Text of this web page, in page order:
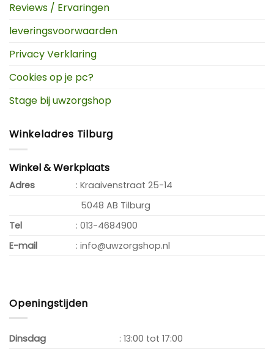
Reviews / Ervaringen
leveringsvoorwaarden
Privacy Verklaring
Cookies op je pc?
Stage bij uwzorgshop
Winkeladres Tilburg
Winkel & Werkplaats
Adres
: Kraaivenstraat 25-14
5048 AB Tilburg
Tel
: 013-4684900
E-mail
: info@uwzorgshop.nl
Openingstijden
Dinsdag
: 13:00 tot 17:00